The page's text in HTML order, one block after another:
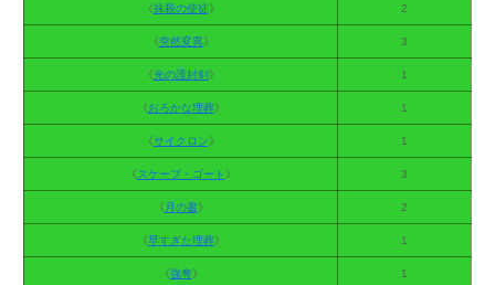
《抹殺の使徒》 2
《突然変異》 3
《光の護封剣 》 1
《おろかな埋葬》 1
《サイクロン》 1
《スケープ・ゴート 》 3
《月の書》 2
《早すぎた埋葬》 1
《強奪》 1